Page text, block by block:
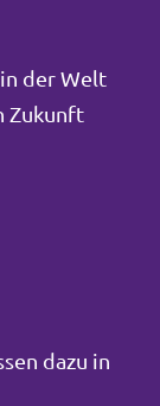
der Welt
Zukunft
dazu in